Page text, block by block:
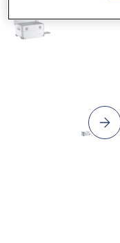
Vanliga frågor